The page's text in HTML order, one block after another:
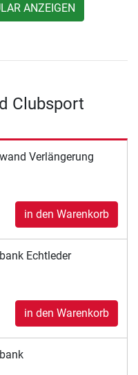
ANZEIGEN
Clubsport
Verlängerung
in den Warenkorb
Echtleder
in den Warenkorb